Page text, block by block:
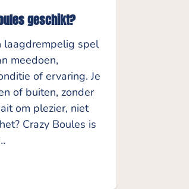
geschikt?
laagdrempelig spel
meedoen,
of ervaring. Je
of buiten, zonder
om plezier, niet
Crazy Boules is